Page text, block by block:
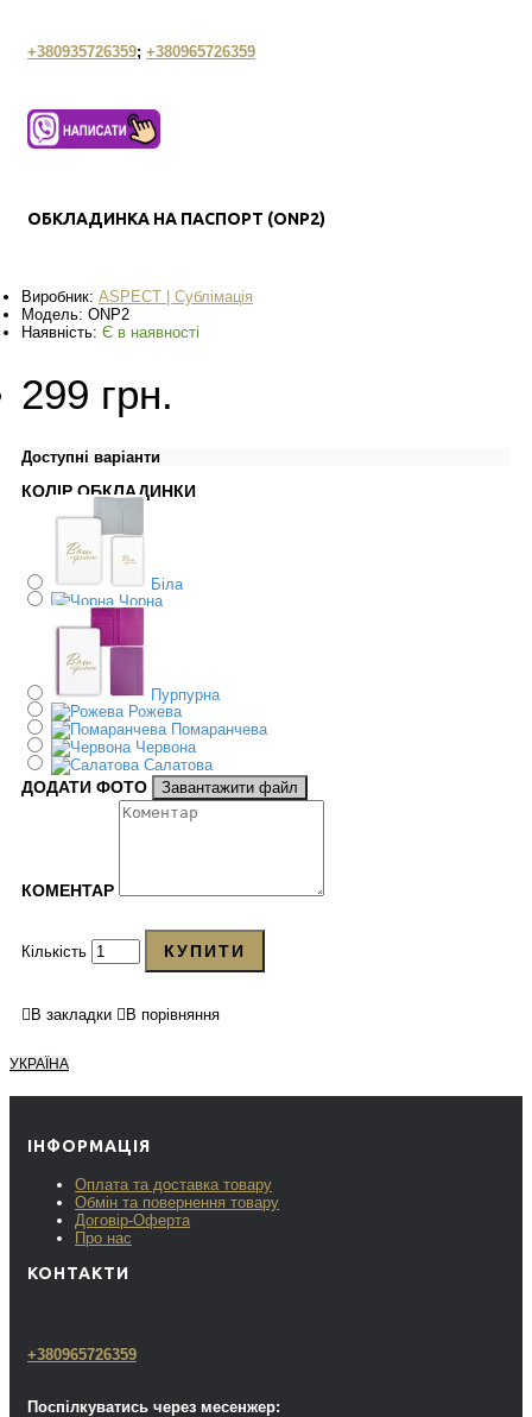
+380935726359; +380965726359
ОБКЛАДИНКА НА ПАСПОРТ (ONP2)
Виробник: ASPECT | Сублімація
Модель: ONP2
Наявність: Є в наявності
299 грн.
Доступні варіанти
КОЛІР ОБКЛАДИНКИ
Біла
Чорна
Пурпурна
Рожева
Помаранчева
Червона
Салатова
ДОДАТИ ФОТО Завантажити файл
КОМЕНТАР
Кількість КУПИТИ
В закладки В порівняння
УКРАЇНА
ІНФОРМАЦІЯ
Оплата та доставка товару
Обмін та повернення товару
Договір-Оферта
Про нас
КОНТАКТИ
+380965726359
Поспілкуватись через месенжер: